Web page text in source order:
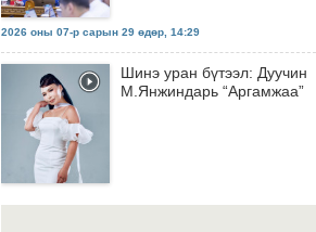
2026 оны 07-р сарын 29 өдөр, 14:29
Шинэ уран бүтээл: Дуучин
М.Янжиндарь “Аргамжаа”